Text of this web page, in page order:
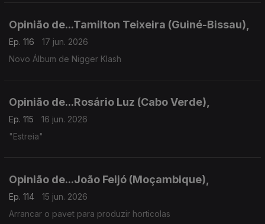
Opinião de...Tamilton Teixeira (Guiné-Bissau),
Ep. 116
17 jun. 2026
Novo Álbum de Nigger Klash
Opinião de...Rosário Luz (Cabo Verde),
Ep. 115
16 jun. 2026
"Estreia"
Opinião de...João Feijó (Moçambique),
Ep. 114
15 jun. 2026
Arrancar o pavet para produzir horticolas